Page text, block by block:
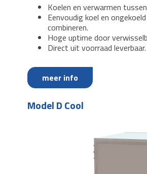
Koelen en verwarmen tussen
Eenvoudig koel en
combineren.
Hoge uptime door
Direct uit voorraad leverbaar.
meer info
Model D Cool